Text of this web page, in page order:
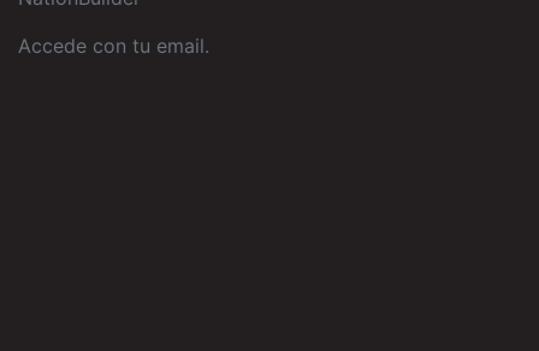
Accede con tu email.